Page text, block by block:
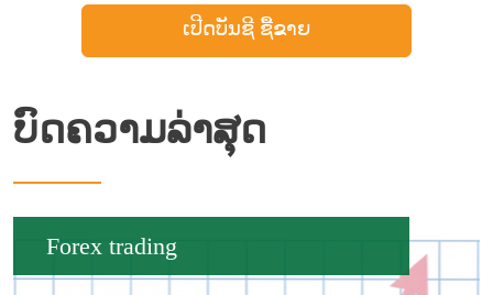
ເປີດບັນຊີ ຊື້ຂາຍ
ບົດຄວາມລ່າສຸດ
Forex trading